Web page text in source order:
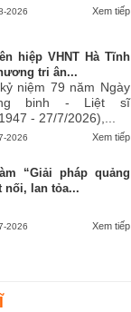
Xem tiếp
2026
hiệp VHNT Hà Tĩnh
tri ân...
niệm 79 năm Ngày
binh - Liệt sĩ
- 27/7/2026),...
Xem tiếp
2026
“Giải pháp quảng
nối, lan tỏa...
Xem tiếp
2026